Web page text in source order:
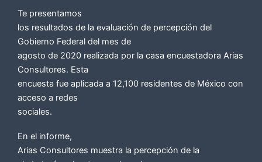
Te presentamos
los resultados de la evaluación de percepción del
Gobierno Federal del mes de
agosto de 2020 realizada por la casa encuestadora Arias
Consultores. Esta
encuesta fue aplicada a 12,100 residentes de México con
acceso a redes
sociales.
En el informe,
Arias Consultores muestra la percepción de la